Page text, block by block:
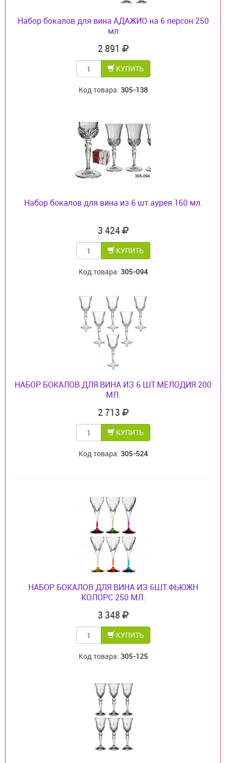
Набор бокалов для вина АДАЖИО на 6 персон 250
мл
2 891
КУПИТЬ
Код товара: 305-138
Набор бокалов для вина из 6 шт.аурея 160 мл.
3 424
КУПИТЬ
Код товара: 305-094
НАБОР БОКАЛОВ ДЛЯ ВИНА ИЗ 6 ШТ.МЕЛОДИЯ 200
МЛ.
2 713
КУПИТЬ
Код товара: 305-524
НАБОР БОКАЛОВ ДЛЯ ВИНА ИЗ 6ШТ.ФЬЮЖН
КОЛОРС 250 МЛ.
3 348
КУПИТЬ
Код товара: 305-125